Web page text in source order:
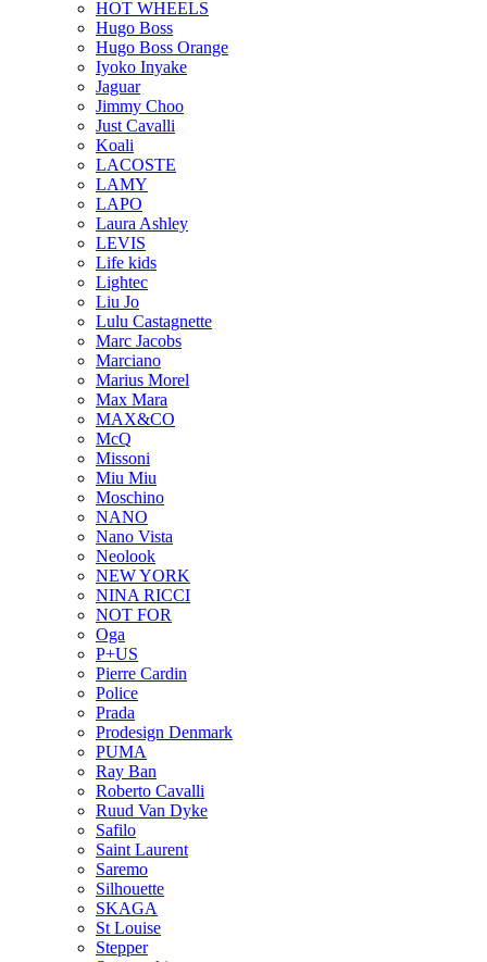
HOT WHEELS
Hugo Boss
Hugo Boss Orange
Iyoko Inyake
Jaguar
Jimmy Choo
Just Cavalli
Koali
LACOSTE
LAMY
LAPO
Laura Ashley
LEVIS
Life kids
Lightec
Liu Jo
Lulu Castagnette
Marc Jacobs
Marciano
Marius Morel
Max Mara
MAX&CO
McQ
Missoni
Miu Miu
Moschino
NANO
Nano Vista
Neolook
NEW YORK
NINA RICCI
NOT FOR
Oga
P+US
Pierre Cardin
Police
Prada
Prodesign Denmark
PUMA
Ray Ban
Roberto Cavalli
Ruud Van Dyke
Safilo
Saint Laurent
Saremo
Silhouette
SKAGA
St Louise
Stepper